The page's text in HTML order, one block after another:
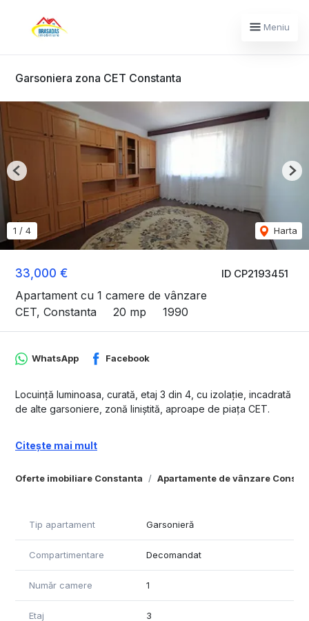
Meniu
Garsoniera zona CET Constanta
ID CP2193451
33,000 €
Apartament cu 1 camere de vânzare
CET, Constanta
20 mp 1990
1 / 4 Harta
Previous
Oferte imobiliare Constanta Apartamente de vânzare
WhatsApp Facebook
Locuință luminoasa, curată, etaj 3 din 4, cu izolație, incadrată
de alte garsoniere, zonă liniștită, aproape de piața CET.
Citește mai mult
Tip apartament Garsonieră
Compartimentare Decomandat
Număr camere 1
Etaj 3